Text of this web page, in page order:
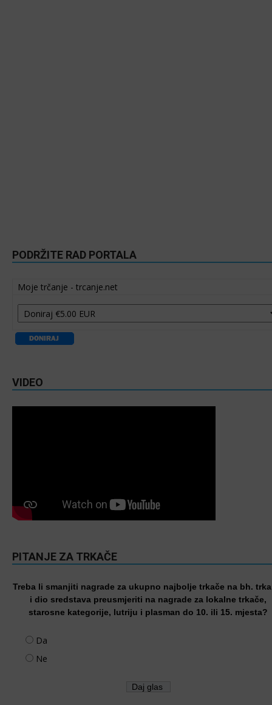
PODRŽITE RAD PORTALA
Moje trčanje - trcanje.net
VIDEO
PITANJE ZA TRKAČE
Treba li smanjiti nagrade za ukupno najbolje trkače na bh.
i dio sredstava preusmjeriti na nagrade za lokalne trkače,
starosne kategorije, lutriju i plasman do 10. ili 15. mjesta?
Da
Ne